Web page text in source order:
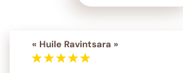
« Huile Ravintsara »